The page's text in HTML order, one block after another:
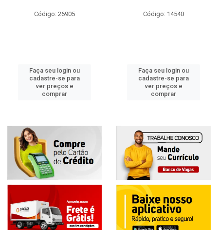
Código: 26905
Faça seu login ou
cadastre-se para
ver preços e
comprar
Código: 14540
Faça seu login ou
cadastre-se para
ver preços e
comprar